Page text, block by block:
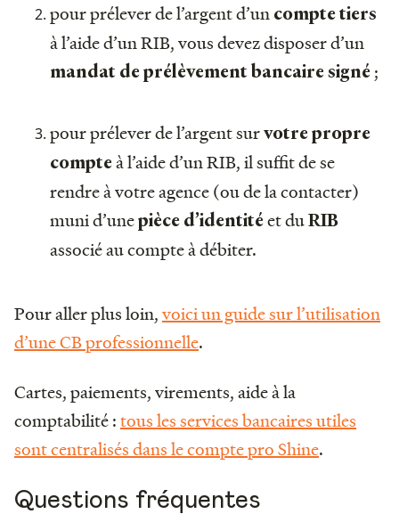
pour prélever de l’argent d’un compte tiers
à l’aide d’un RIB, vous devez disposer d’un
mandat de prélèvement bancaire signé ;
pour prélever de l’argent survotre propre
compteà l’aide d’un RIB, il suffit de se
rendre à votre agence (ou de la contacter)
muni d’unepièce d’identitéet duRIB
associé au compte à débiter.
Pour aller plus loin,voici un guide sur l’utilisation
d’une CB professionnelle.
Cartes, paiements, virements, aide à la
comptabilité :tous les services bancaires utiles
sont centralisés dans le compte pro Shine.
Questions fréquentes